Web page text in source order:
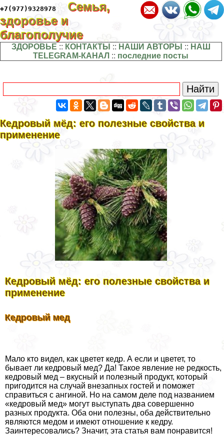
+7(977)9328978
Семья,
здоровье и
благополучие
ЗДОРОВЬЕ :: КОНТАКТЫ :: НАШИ АВТОРЫ :: НАШ
TELEGRAM-КАНАЛ :: последние посты
Кедровый мёд: его полезные свойства и
применение
Кедровый мёд: его полезные свойства и
применение
Кедровый мед
Мало кто видел, как цветет кедр. А если и цветет, то
бывает ли кедровый мед? Да! Такое явление не редкость,
кедровый мед – вкусный и полезный продукт, который
пригодится на случай внезапных гостей и поможет
справиться с ангиной. Но на самом деле под названием
«кедровый мед» могут выступать два совершенно
разных продукта. Оба они полезны, оба действительно
являются медом и имеют отношение к кедру.
Заинтересовались? Значит, эта статья вам понравится!